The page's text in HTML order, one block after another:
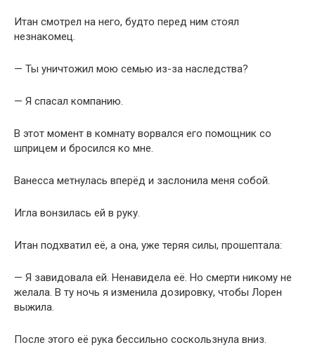
Итан смотрел на него, будто перед ним стоял
незнакомец.
— Ты уничтожил мою семью из-за наследства?
— Я спасал компанию.
В этот момент в комнату ворвался его помощник со
шприцем и бросился ко мне.
Ванесса метнулась вперёд и заслонила меня собой.
Игла вонзилась ей в руку.
Итан подхватил её, а она, уже теряя силы, прошептала:
— Я завидовала ей. Ненавидела её. Но смерти никому не
желала. В ту ночь я изменила дозировку, чтобы Лорен
выжила.
После этого её рука бессильно соскользнула вниз.